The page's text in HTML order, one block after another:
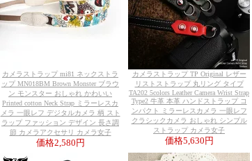
カメラストラップ mi81 ネックストラ
ップ MN018BM Brown Monster ブラウ
ン モンスター おしゃれ かわいい
Printed cotton Neck Strap ミラーレスカ
メラ 一眼レフ デジタルカメラ 柄 スト
ラップ ファッション デザイン 長さ調
節 カメラアクセサリ カメラ女子
価格2,580円
カメラストラップ TP Original レザー
リストストラップ 丸リング タイプ
TA202 5colors Leather Camera Wrist Strap
Type2 牛革 本革 ハンドストラップ コ
ンパクト ミラーレスカメラ 一眼レフ
クラシックカメラ おしゃれ シンプル
ストラップ カメラ女子
価格5,630円